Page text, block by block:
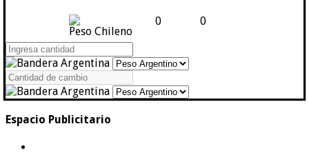
Peso Chileno
0 0
Espacio Publicitario